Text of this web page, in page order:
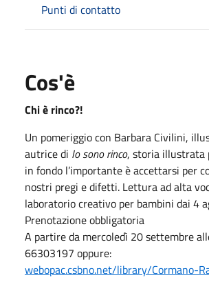
Punti di contatto
Cos'è
Chi è rinco?!
Un pomeriggio con Barbara Civilini,
autrice di Io sono rinco, storia illustrata
in fondo l’importante è accettarsi per
nostri pregi e difetti. Lettura ad alta
laboratorio creativo per bambini dai 4
Prenotazione obbligatoria
A partire da mercoledì 20 settembre
66303197 oppure:
webopac.csbno.net/library/Cormano-